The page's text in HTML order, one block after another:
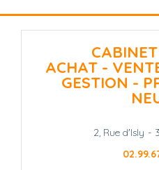
ACHAT -
GESTION -
2, Rue d'Isly -